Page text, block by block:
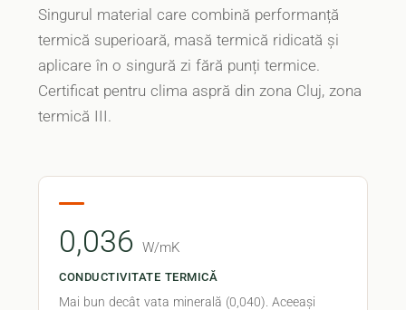
Singurul material care combină performanță
termică superioară, masă termică ridicată și
aplicare în o singură zi fără punți termice.
Certificat pentru clima aspră din zona Cluj, zona
termică III.
0,036 W/mK
CONDUCTIVITATE TERMICĂ
Mai bun decât vata minerală (0,040). Aceeași